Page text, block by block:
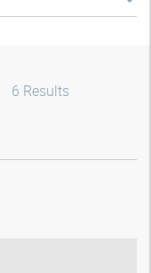
6 Results